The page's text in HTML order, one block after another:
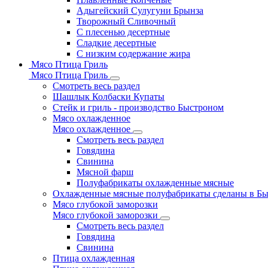
Адыгейский Сулугуни Брынза
Творожный Сливочный
С плесенью десертные
Сладкие десертные
С низким содержание жира
Мясо Птица Гриль
Мясо Птица Гриль
Смотреть весь раздел
Шашлык Колбаски Купаты
Стейк и гриль - производство Быстроном
Мясо охлажденное
Мясо охлажденное
Смотреть весь раздел
Говядина
Свинина
Мясной фарш
Полуфабрикаты охлажденные мясные
Охлажденные мясные полуфабрикаты сделаны в
Мясо глубокой заморозки
Мясо глубокой заморозки
Смотреть весь раздел
Говядина
Свинина
Птица охлажденная